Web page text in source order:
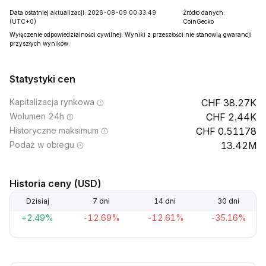
Data ostatniej aktualizacji: 2026-08-09 00:33:49
(UTC+0)
Źródło danych:
CoinGecko
Wyłączenie odpowiedzialności cywilnej: Wyniki z przeszłości nie stanowią gwarancji
przyszłych wyników.
Statystyki cen
Kapitalizacja rynkowa 38.27K
Wolumen 24h 2.44K
Historyczne maksimum 0.51178
Podaż w obiegu 13.42M
Historia ceny (USD)
Dzisiaj 7 dni 14 dni 30 dni
+2.49% -12.69% -12.61% -35.16%